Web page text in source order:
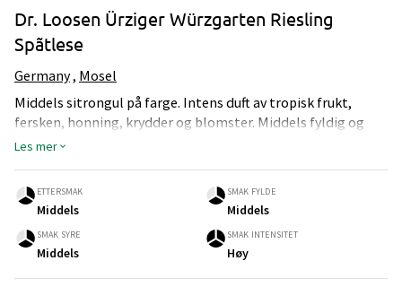
Dr. Loosen Ürziger Würzgarten Riesling
Spãtlese
Germany, Mosel
Middels sitrongul på farge. Intens duft av tropisk frukt,
fersken, honning, krydder og blomster. Middels fyldig og
intens vin med middels syre og middels lang ettersmak. Søt.
Les mer
ETTERSMAK
Middels
SMAK FYLDE
Middels
SMAK SYRE
Middels
SMAK INTENSITET
Høy